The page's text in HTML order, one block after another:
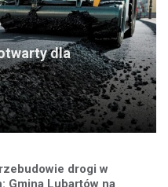
dla
drogi w
Gmina Lubartów na